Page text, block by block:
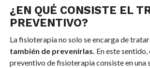
¿EN QUÉ CONSISTE EL
PREVENTIVO?
La fisioterapia no solo se encarga de
también de prevenirlas. En este
preventivo de fisioterapia consiste en una